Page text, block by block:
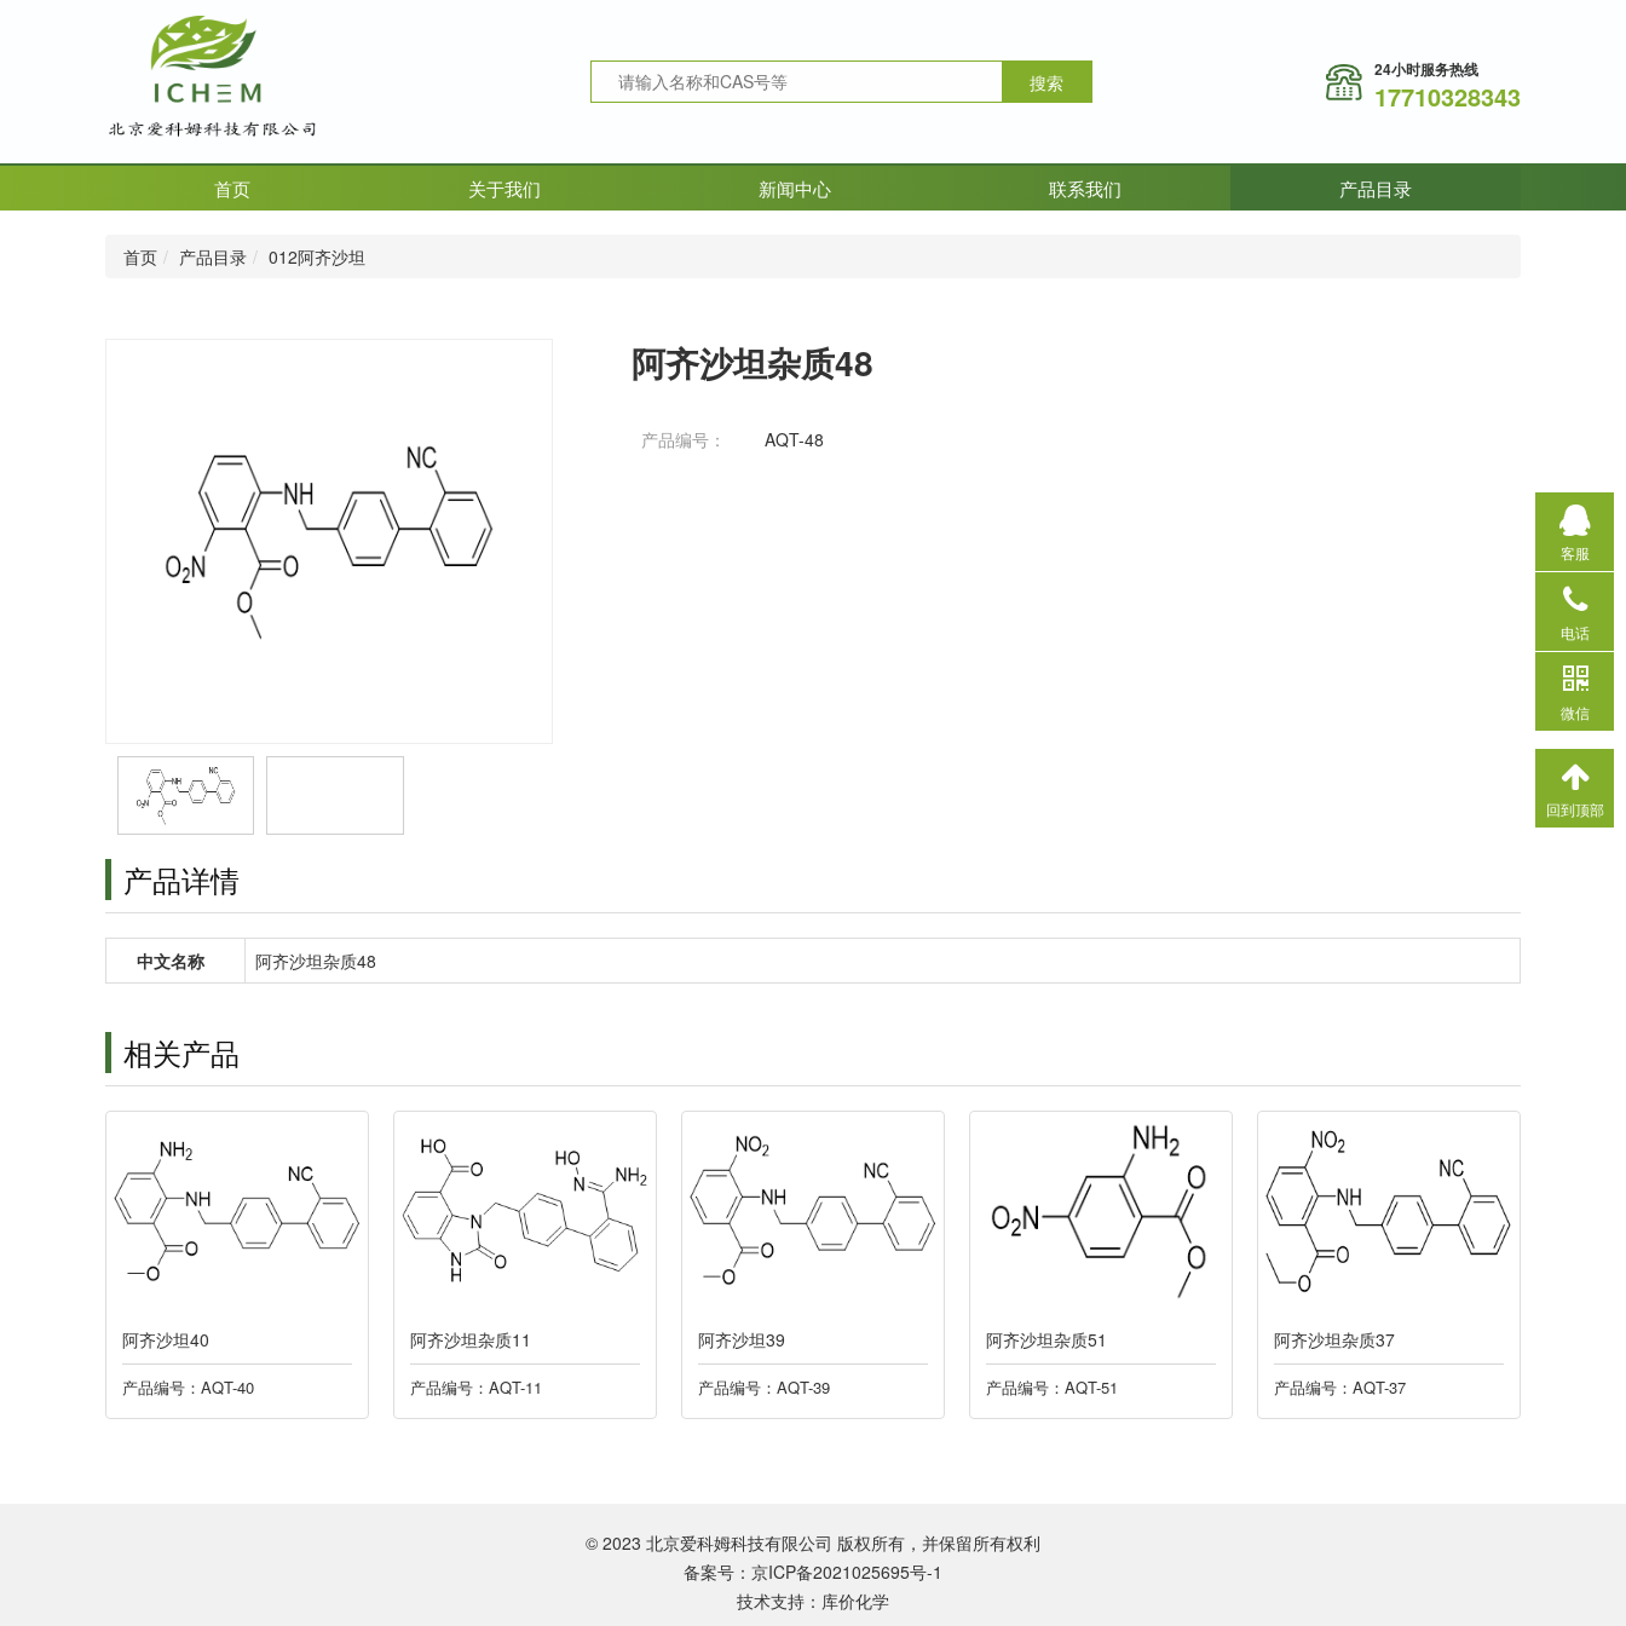
客服
电话
微信
回到顶部
24小时服务热线
17710328343
首页 关于我们 新闻中心 联系我们 产品目录
首页 产品目录 012阿齐沙坦
阿齐沙坦杂质48
产品编号： AQT-48
产品详情
中文名称 阿齐沙坦杂质48
相关产品
阿齐沙坦杂质11
产品编号：AQT-11
阿齐沙坦39
产品编号：AQT-39
阿齐沙坦杂质51
产品编号：AQT-51
阿齐沙坦杂质37
产品编号：AQT-37
阿齐沙坦杂质48
产品编号：AQT-48
© 2023 北京爱科姆科技有限公司 版权所有，并保留所有权利
备案号：京ICP备2021025695号-1
技术支持：库价化学